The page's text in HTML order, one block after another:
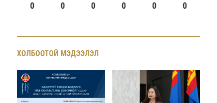
0 0 0 0 0 0
ХОЛБООТОЙ МЭДЭЭЛЭЛ